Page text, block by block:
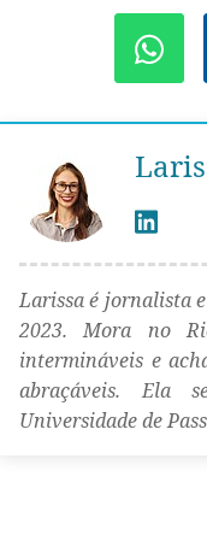
Larissa é jornalista
2023. Mora no
intermináveis e
abraçáveis. Ela
Universidade de